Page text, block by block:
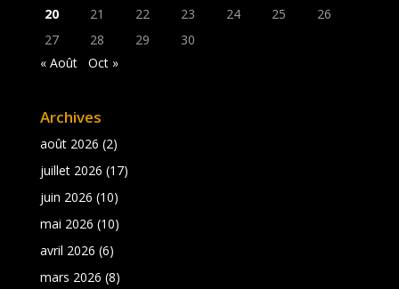
20
21 22 23 24 25
26
27
28 29
30
« Août
Oct »
Archives
août 2026 (2)
juillet 2026 (17)
juin 2026 (10)
mai 2026 (10)
avril 2026 (6)
mars 2026 (8)